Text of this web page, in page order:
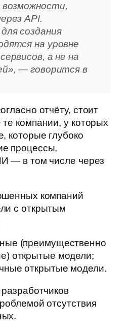
возможности,
API.
создания
на уровне
а не на
— говорится в
отчёту, стоит
компании, у которых
которые глубоко
процессы,
— в том числе через
компаний
с открытым
(преимущественно
открытые модели;
открытые модели.
отсутствия